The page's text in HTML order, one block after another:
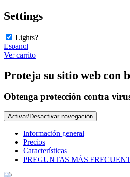
Settings
Lights?
Español
Ver carrito
Proteja su sitio web con
Obtenga protección contra
Activar/Desactivar navegación
Información general
Precios
Características
PREGUNTAS MÁS